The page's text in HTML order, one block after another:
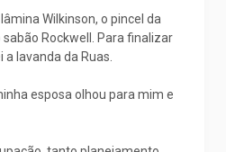
Wilkinson, o pincel da
Rockwell. Para finalizar
lavanda da Ruas.
esposa olhou para mim e